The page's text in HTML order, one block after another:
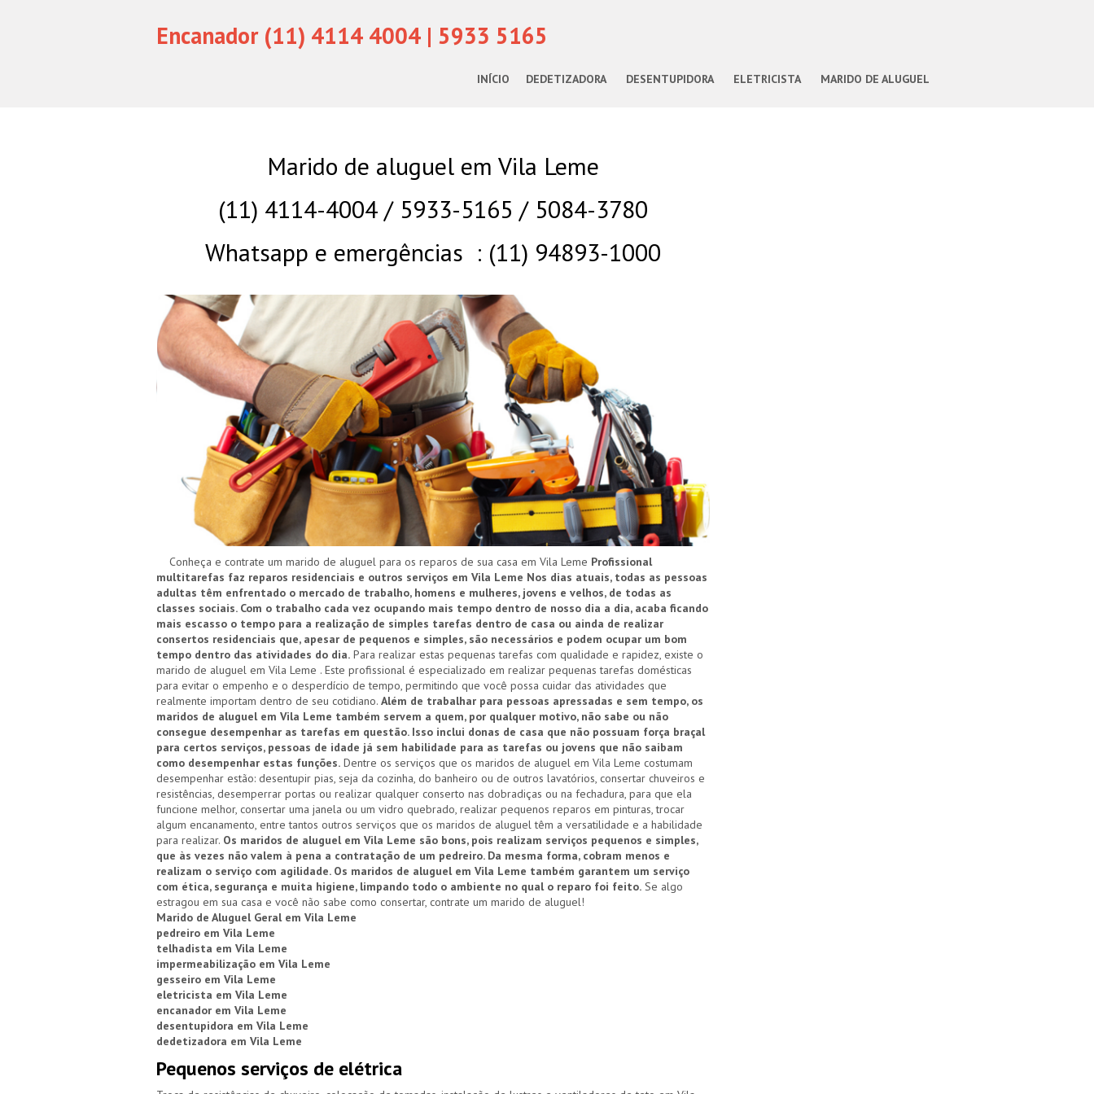
Encanador (11) 4114 4004 | 5933 5165
INÍCIO DEDETIZADORA DESENTUPIDORA ELETRICISTA MARIDO DE ALUGUEL
Marido de aluguel em Vila Leme
(11) 4114-4004 / 5933-5165 / 5084-3780
Whatsapp e emergências : (11) 94893-1000
Conheça e contrate um marido de aluguel para os reparos de sua casa em Vila Leme Profissional
multitarefas faz reparos residenciais e outros serviços em Vila Leme Nos dias atuais, todas as pessoas
adultas têm enfrentado o mercado de trabalho, homens e mulheres, jovens e velhos, de todas as
classes sociais. Com o trabalho cada vez ocupando mais tempo dentro de nosso dia a dia, acaba ficando
mais escasso o tempo para a realização de simples tarefas dentro de casa ou ainda de realizar
consertos residenciais que, apesar de pequenos e simples, são necessários e podem ocupar um bom
tempo dentro das atividades do dia. Para realizar estas pequenas tarefas com qualidade e rapidez, existe o
marido de aluguel em Vila Leme . Este profissional é especializado em realizar pequenas tarefas domésticas
para evitar o empenho e o desperdício de tempo, permitindo que você possa cuidar das atividades que
realmente importam dentro de seu cotidiano. Além de trabalhar para pessoas apressadas e sem tempo, os
maridos de aluguel em Vila Leme também servem a quem, por qualquer motivo, não sabe ou não
consegue desempenhar as tarefas em questão. Isso inclui donas de casa que não possuam força braçal
para certos serviços, pessoas de idade já sem habilidade para as tarefas ou jovens que não saibam
como desempenhar estas funções. Dentre os serviços que os maridos de aluguel em Vila Leme costumam
desempenhar estão: desentupir pias, seja da cozinha, do banheiro ou de outros lavatórios, consertar chuveiros e
resistências, desemperrar portas ou realizar qualquer conserto nas dobradiças ou na fechadura, para que ela
funcione melhor, consertar uma janela ou um vidro quebrado, realizar pequenos reparos em pinturas, trocar
algum encanamento, entre tantos outros serviços que os maridos de aluguel têm a versatilidade e a habilidade
para realizar. Os maridos de aluguel em Vila Leme são bons, pois realizam serviços pequenos e simples,
que às vezes não valem à pena a contratação de um pedreiro. Da mesma forma, cobram menos e
realizam o serviço com agilidade. Os maridos de aluguel em Vila Leme também garantem um serviço
com ética, segurança e muita higiene, limpando todo o ambiente no qual o reparo foi feito. Se algo
estragou em sua casa e você não sabe como consertar, contrate um marido de aluguel!
Marido de Aluguel Geral em Vila Leme
pedreiro em Vila Leme
telhadista em Vila Leme
impermeabilização em Vila Leme
gesseiro em Vila Leme
eletricista em Vila Leme
encanador em Vila Leme
desentupidora em Vila Leme
dedetizadora em Vila Leme
Pequenos serviços de elétrica